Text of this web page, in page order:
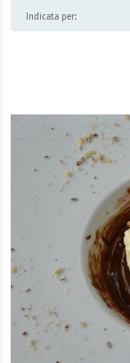
Indicata per: